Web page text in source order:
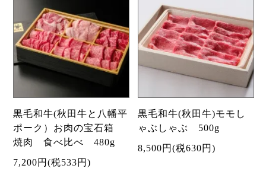
黒毛和牛(秋田牛と八幡平
ポーク）お肉の宝石箱
焼肉 食べ比べ 480g
7,200円(税533円)
黒毛和牛(秋田牛)モモし
ゃぶしゃぶ 500g
8,500円(税630円)